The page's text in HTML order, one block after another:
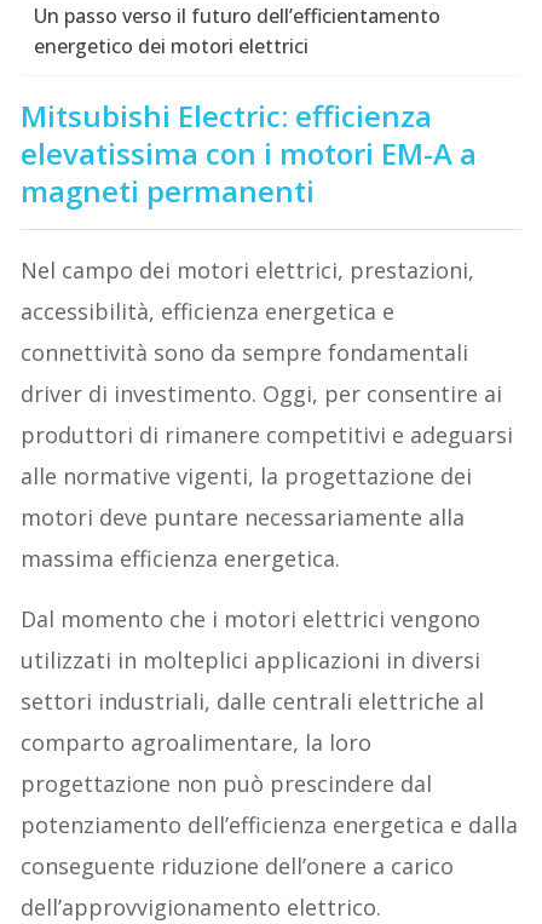
Un passo verso il futuro dell’efficientamento
energetico dei motori elettrici
Mitsubishi Electric: efficienza
elevatissima con i motori EM-A a
magneti permanenti
Nel campo dei motori elettrici, prestazioni,
accessibilità, efficienza energetica e
connettività sono da sempre fondamentali
driver di investimento. Oggi, per consentire ai
produttori di rimanere competitivi e adeguarsi
alle normative vigenti, la progettazione dei
motori deve puntare necessariamente alla
massima efficienza energetica.
Dal momento che i motori elettrici vengono
utilizzati in molteplici applicazioni in diversi
settori industriali, dalle centrali elettriche al
comparto agroalimentare, la loro
progettazione non può prescindere dal
potenziamento dell’efficienza energetica e dalla
conseguente riduzione dell’onere a carico
dell’approvvigionamento elettrico.